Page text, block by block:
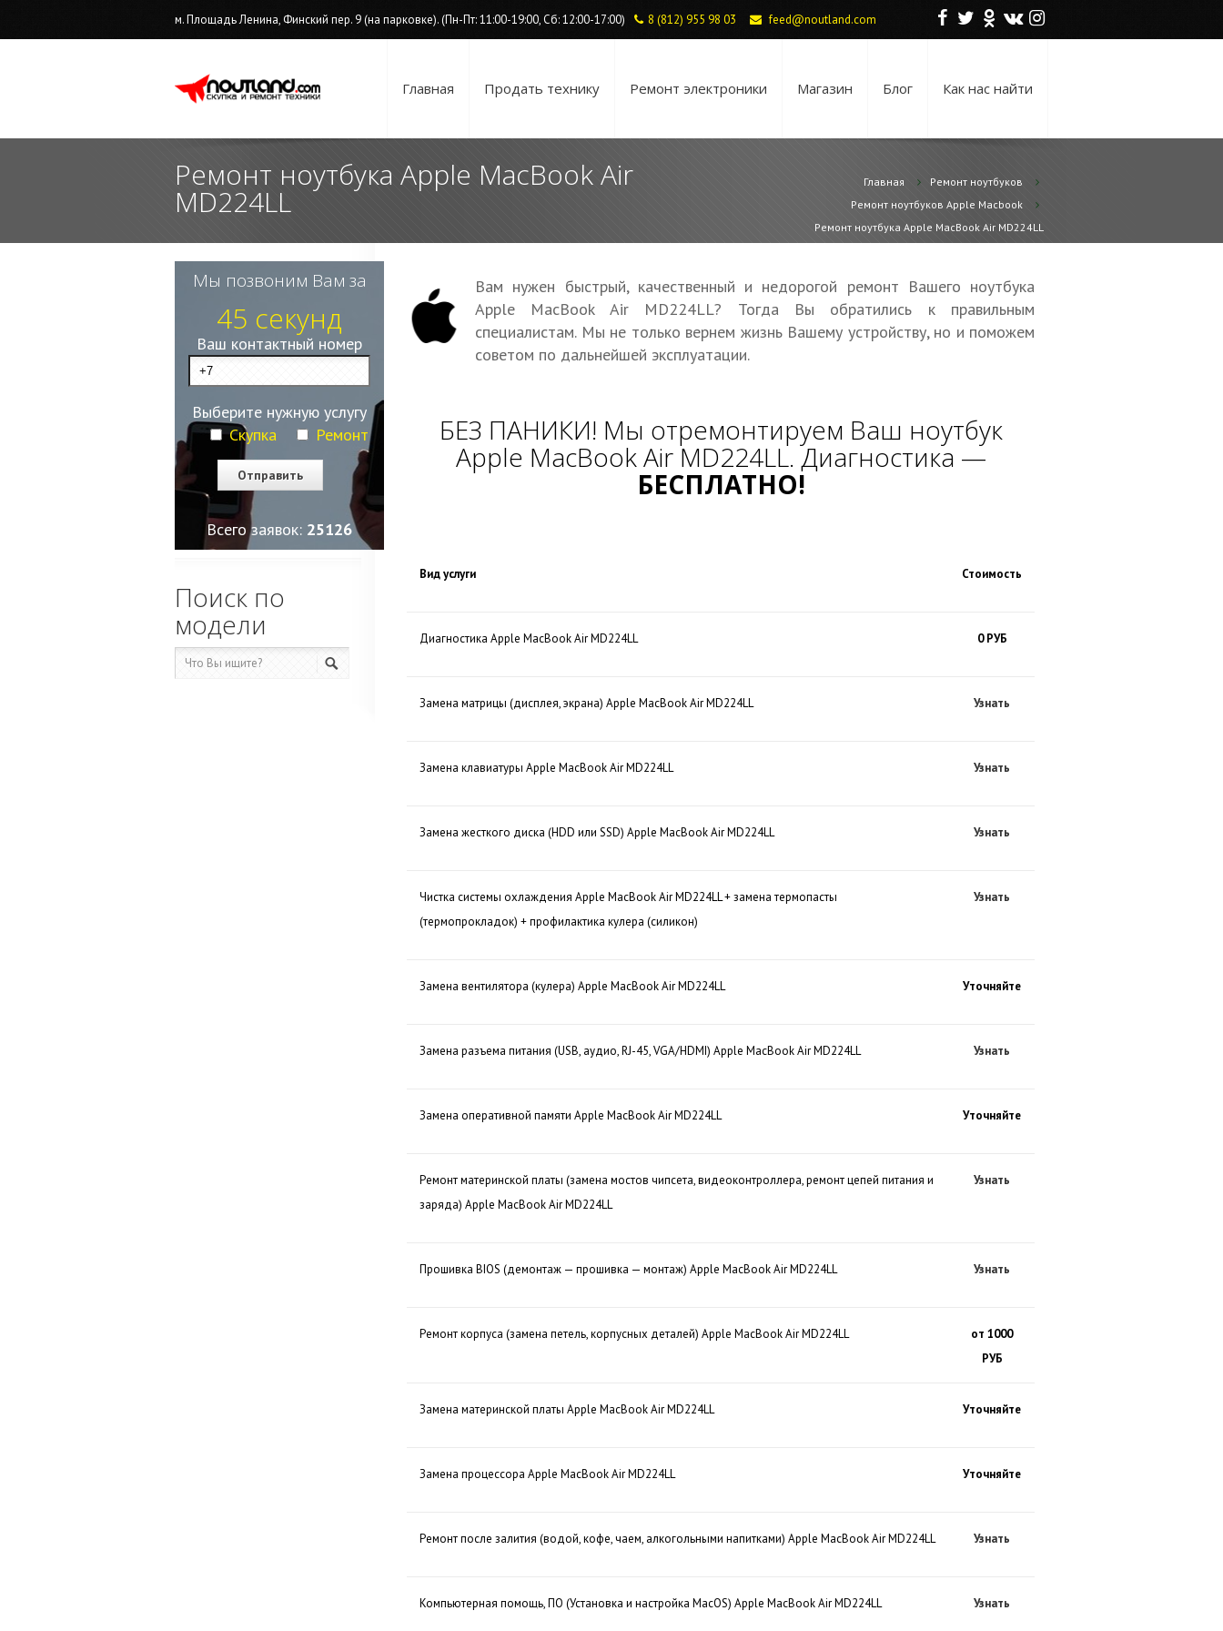
F T O V I
м. Площадь Ленина, Финский пер. 9 (на парковке). (Пн-Пт: 11:00-19:00, Сб: 12:00-17:00) 8 (812) 955 98 03 feed@noutland.com
Главная Продать технику Ремонт электроники Магазин Блог Как нас найти
Ремонт ноутбука Apple MacBook Air
MD224LL
Главная
Ремонт ноутбуков
Ремонт ноутбуков Apple Macbook
Ремонт ноутбука Apple MacBook Air MD224LL
Вам нужен быстрый, качественный и недорогой ремонт Вашего ноутбука
Apple MacBook Air MD224LL? Тогда Вы обратились к правильным
специалистам. Мы не только вернем жизнь Вашему устройству, но и поможем
советом по дальнейшей эксплуатации.
БЕЗ ПАНИКИ! Мы отремонтируем Ваш ноутбук
Apple MacBook Air MD224LL. Диагностика —
БЕСПЛАТНО!
Вид услуги Стоимость
Диагностика Apple MacBook Air MD224LL 0 РУБ
Замена матрицы (дисплея, экрана) Apple MacBook Air MD224LL Узнать
Замена клавиатуры Apple MacBook Air MD224LL Узнать
Замена жесткого диска (HDD или SSD) Apple MacBook Air MD224LL Узнать
Чистка системы охлаждения Apple MacBook Air MD224LL + замена термопасты
(термопрокладок) + профилактика кулера (силикон)
Узнать
Замена вентилятора (кулера) Apple MacBook Air MD224LL Уточняйте
Замена разъема питания (USB, аудио, RJ-45, VGA/HDMI) Apple MacBook Air MD224LL Узнать
Замена оперативной памяти Apple MacBook Air MD224LL Уточняйте
Ремонт материнской платы (замена мостов чипсета, видеоконтроллера, ремонт цепей питания и
заряда) Apple MacBook Air MD224LL
Узнать
Прошивка BIOS (демонтаж — прошивка — монтаж) Apple MacBook Air MD224LL Узнать
Ремонт корпуса (замена петель, корпусных деталей) Apple MacBook Air MD224LL
от 1000
РУБ
Замена материнской платы Apple MacBook Air MD224LL Уточняйте
Замена процессора Apple MacBook Air MD224LL Уточняйте
Ремонт после залития (водой, кофе, чаем, алкогольными напитками) Apple MacBook Air MD224LL Узнать
Компьютерная помощь, ПО (Установка и настройка MacOS) Apple MacBook Air MD224LL Узнать
Мы позвоним Вам за
45 секунд
Ваш контактный номер
Выберите нужную услугу
Скупка
Ремонт
Всего заявок: 25126
Поиск по
модели